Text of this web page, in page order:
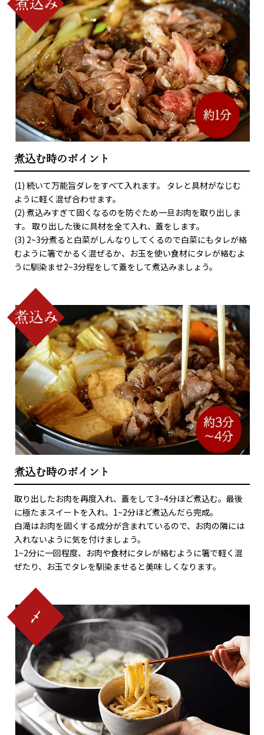
煮込む時のポイント
(1) 続いて万能旨ダレをすべて入れます。 タレと具材がなじむ
ように軽く混ぜ合わせます。
(2) 煮込みすぎて固くなるのを防ぐため一旦お肉を取り出しま
す。 取り出した後に具材を全て入れ、蓋をします。
(3) 2~3分煮ると白菜がしんなりしてくるので白菜にもタレが絡
むように箸でかるく混ぜるか、お玉を使い食材にタレが絡むよ
うに馴染ませ2~3分程をして蓋をして煮込みましょう。
煮込む時のポイント
取り出したお肉を再度入れ、蓋をして3~4分ほど煮込む。最後
に極たまスイートを入れ、1~2分ほど煮込んだら完成。
白滝はお肉を固くする成分が含まれているので、お肉の隣には
入れないように気を付けましょう。
1~2分に一回程度、お肉や食材にタレが絡むように箸で軽く混
ぜたり、お玉でタレを馴染ませると美味 しくなります。